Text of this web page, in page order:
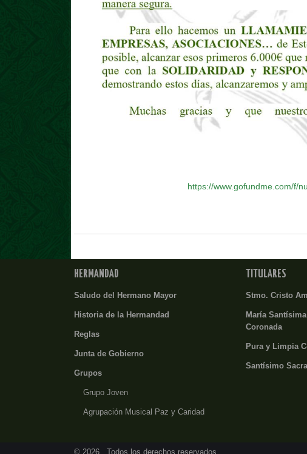
https://www.gofundme.com/f/
HERMANDAD
Saludo del Hermano Mayor
Historia de la Hermandad
Reglas
Junta de Gobierno
Grupos
Grupo Joven
Agrupación Musical Paz y Caridad
TITULARES
Stmo. Cristo
María
Coronada
Pura y Limpia
Santísimo
© 2026 . Todos los derechos reservados.